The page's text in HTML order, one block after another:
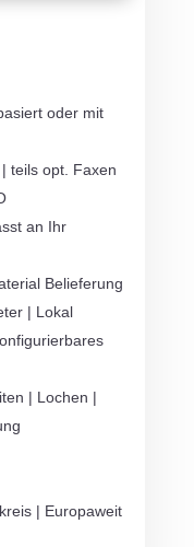
oder mit
teils opt. Faxen
an Ihr
Belieferung
| Lokal
| Lochen |
| Europaweit